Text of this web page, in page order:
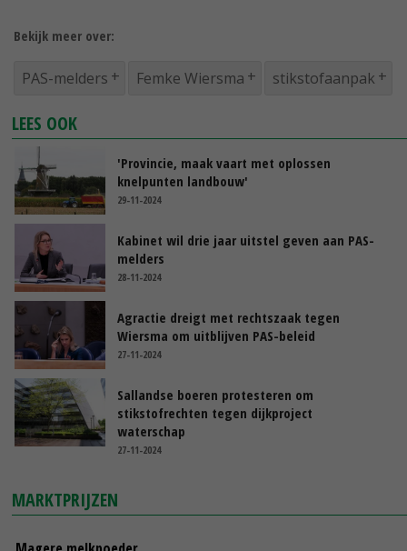
Bekijk meer over:
PAS-melders Femke Wiersma stikstofaanpak
LEES OOK
'Provincie, maak vaart met oplossen
knelpunten landbouw'
29-11-2024
Kabinet wil drie jaar uitstel geven aan PAS-
melders
28-11-2024
Agractie dreigt met rechtszaak tegen
Wiersma om uitblijven PAS-beleid
27-11-2024
Sallandse boeren protesteren om
stikstofrechten tegen dijkproject
waterschap
27-11-2024
MARKTPRIJZEN